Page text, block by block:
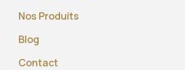
Nos Produits
Blog
Contact